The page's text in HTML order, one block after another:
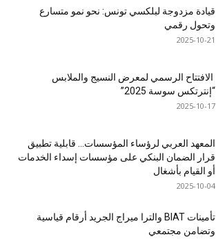
قيادة مزدوجة لبلكسي تونس: نحو نمو متسارع
وتحول رقمي
2025-10-21
الافتتاح الرسمي لمعرض النسيج والملابس
“إنترتكس سوسة 2025”
2025-10-17
المعهد العربي لرؤساء المؤسسات… قابلية تطبيق
قرار الضمان البنكي على مؤسسات إسداء الخدمات
أو القيام بأشغال
2025-10-04
تأمينات BIAT والترا ميراج الجريد أرقام قياسية
وتضامن مجتمعي